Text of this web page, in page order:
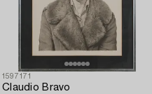
1597171
Claudio Bravo